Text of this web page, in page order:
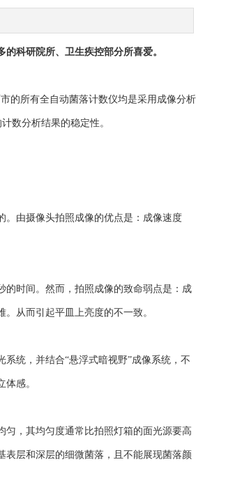
科研院所、卫生疾控部分所喜爱。
的所有全自动菌落计数仪均是采用成像分析
数分析结果的稳定性。
由摄像头拍照成像的优点是：成像速度
时间。然而，拍照成像的致命弱点是：成
从而引起平皿上亮度的不一致。
统，并结合“悬浮式暗视野”成像系统，不
感。
，其均匀度通常比拍照灯箱的面光源要高
层和深层的细微菌落，且不能展现菌落颜